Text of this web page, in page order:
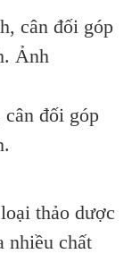
cân đối góp
thảo dược
nhiều chất